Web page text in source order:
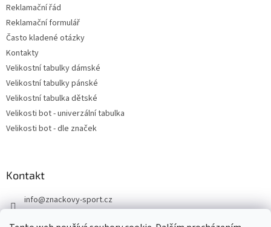
Reklamační řád
Reklamační formulář
Často kladené otázky
Kontakty
Velikostní tabulky dámské
Velikostní tabulky pánské
Velikostní tabulka dětské
Velikosti bot - univerzální tabulka
Velikosti bot - dle značek
Kontakt
info@znackovy-sport.cz